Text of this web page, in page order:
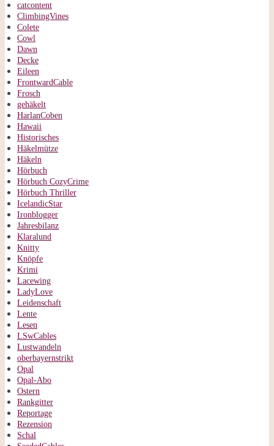
catcontent
ClimbingVines
Colete
Cowl
Dawn
Decke
Eileen
FrontwardCable
Frosch
gehäkelt
HarlanCoben
Hawaii
Historisches
Häkelmütze
Häkeln
Hörbuch
Hörbuch CozyCrime
Hörbuch Thriller
IcelandicStar
Ironblogger
Jahresbilanz
Klaralund
Knitty
Knöpfe
Krimi
Lacewing
LadyLove
Leidenschaft
Lente
Lesen
LSwCables
Lustwandeln
oberbayernstrikt
Opal
Opal-Abo
Ostern
Rankgitter
Reportage
Rezension
Schal